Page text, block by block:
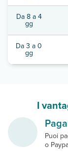
Da 8 a 4
gg
Da 3 a 0
gg
I
Puoi
o